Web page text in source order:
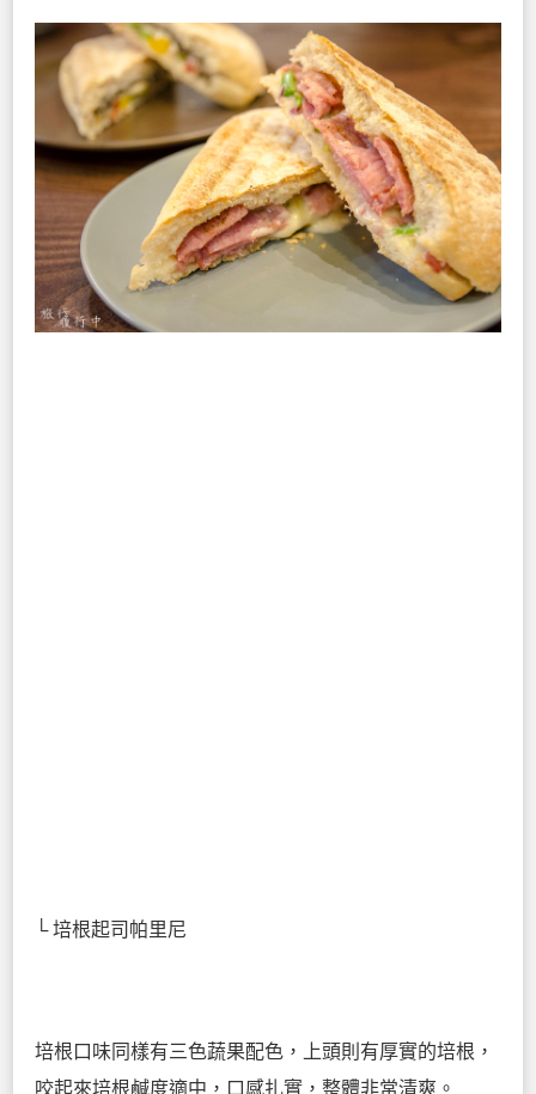
└ 培根起司帕里尼
培根口味同樣有三色蔬果配色，上頭則有厚實的培根，
咬起來培根鹹度適中，口感扎實，整體非常清爽。